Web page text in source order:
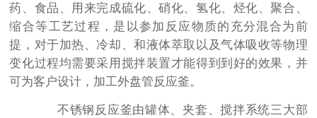
药、食品、用来完成硫化、硝化、氢化、烃化、聚合、
缩合等工艺过程，是以参加反应物质的充分混合为前
提，对于加热、冷却、和液体萃取以及气体吸收等物理
变化过程均需要采用搅拌装置才能得到到好的效果，并
可为客户设计，加工外盘管反应釜。
不锈钢反应釜由罐体、夹套、搅拌系统三大部